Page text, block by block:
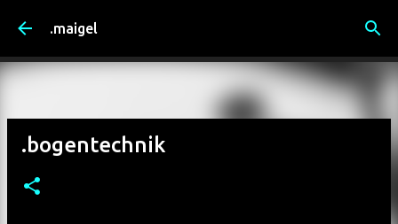
.maigel
.bogentechnik